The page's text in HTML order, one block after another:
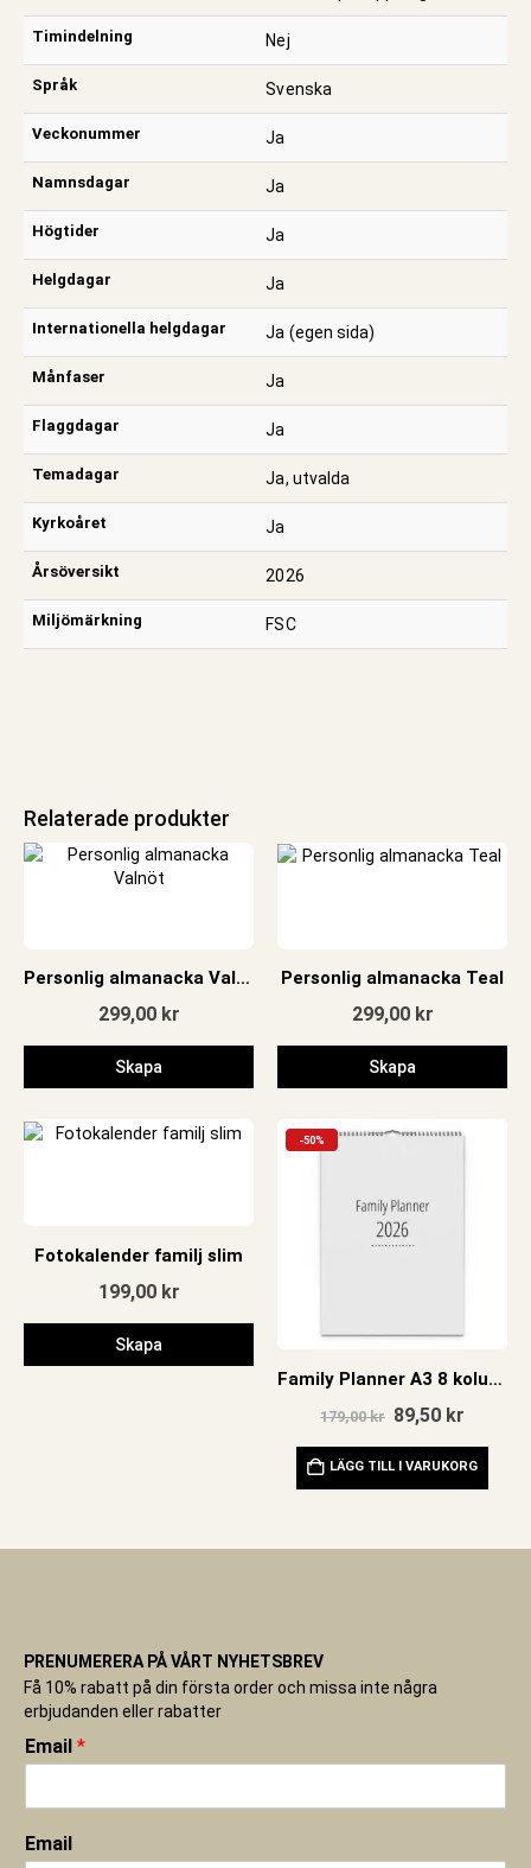
Timindelning Nej
Språk Svenska
Veckonummer Ja
Namnsdagar Ja
Högtider Ja
Helgdagar Ja
Internationella helgdagar Ja (egen sida)
Månfaser Ja
Flaggdagar Ja
Temadagar Ja, utvalda
Kyrkoåret Ja
Årsöversikt 2026
Miljömärkning FSC
Relaterade produkter
Personlig almanacka Valnöt
299,00 kr
Skapa
Personlig almanacka Teal
299,00 kr
Skapa
Fotokalender familj slim
199,00 kr
Skapa
-50%
Family Planner A3 8 kolumner 2026
179,00kr Det
priset
var:
179,00 kr.
89,50 krDet
priset
är:
89,50
LÄGG TILL I VARUKORG
PRENUMERERA PÅ VÅRT NYHETSBREV
Få 10% rabatt på din första order och missa inte några
erbjudanden eller rabatter
Email *
Email